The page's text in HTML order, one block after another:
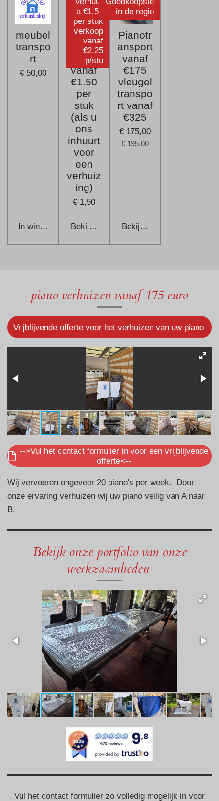
meubel
transpo
rt
€ 50,00
In winkelwagen
a €1.50
per stuk
verkoop
vanaf
€2.25
p/stu
Verhuis
dozen
verhuur
vanaf
€1.50
per
stuk
(als u
ons
inhuurt
voor
een
verhuiz
ing)
€ 1,50
Bekijk details
in de regio
Pianotr
ansport
vanaf
€175
vleugel
transpo
rt vanaf
€325
€ 175,00
€ 195,00
Bekijk details
piano verhuizen vanaf 175 euro
Vrijblijvende offerte voor het verhuizen van uw piano
-->Vul het contact formulier in voor een vrijblijvende
offerte<--
Wij vervoeren ongeveer 20 piano's per week. Door
onze ervaring verhuizen wij uw piano veilig van A naar
B.
Bekijk onze portfolio van onze
werkzaamheden
Vul het contact formulier zo volledig mogelijk in voor